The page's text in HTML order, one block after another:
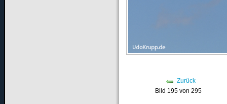
Zurück
Bild 195 von 295